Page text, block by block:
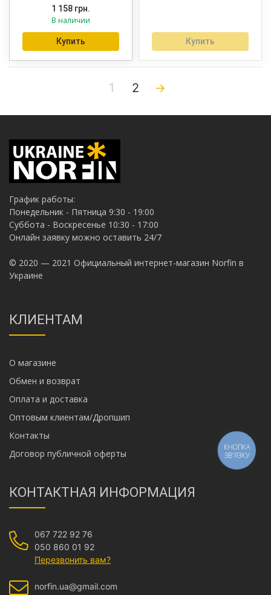
Оценка5.00
из 5
1 158 грн.
В наличии
Купить Купить
1 2 →
График работы:
Понедельник - Пятница 9:30 - 19:00
Суббота - Воскресенье 10:30 - 17:00
Онлайн заявку можно оставить 24/7
© 2020 — 2021 Официальный интернет-магазин Norfin в
Украине
КЛИЕНТАМ
О магазине
Обмен и возврат
Оплата и доставка
Оптовым клиентам/Дропшип
Контакты
Договор публичной оферты
КОНТАКТНАЯ ИНФОРМАЦИЯ
067 722 92 76
050 860 01 92
Перезвонить вам?
norfin.ua@gmail.com
КНОПКА
ЗВ'ЯЗКУ